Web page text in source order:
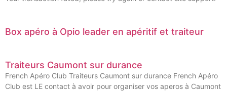
Box apéro à Opio leader en apéritif et traiteur
Traiteurs Caumont sur durance
French Apéro Club Traiteurs Caumont sur durance French Apéro
Club est LE contact à avoir pour organiser vos aperos à Caumont